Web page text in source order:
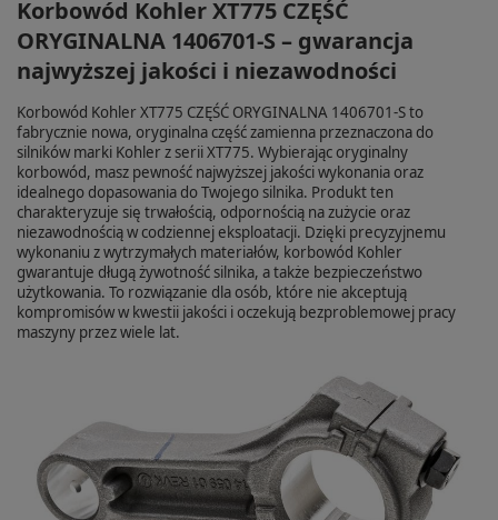
Korbowód Kohler XT775 CZĘŚĆ
ORYGINALNA 1406701-S – gwarancja
najwyższej jakości i niezawodności
Korbowód Kohler XT775 CZĘŚĆ ORYGINALNA 1406701-S to
fabrycznie nowa, oryginalna część zamienna przeznaczona do
silników marki Kohler z serii XT775. Wybierając oryginalny
korbowód, masz pewność najwyższej jakości wykonania oraz
idealnego dopasowania do Twojego silnika. Produkt ten
charakteryzuje się trwałością, odpornością na zużycie oraz
niezawodnością w codziennej eksploatacji. Dzięki precyzyjnemu
wykonaniu z wytrzymałych materiałów, korbowód Kohler
gwarantuje długą żywotność silnika, a także bezpieczeństwo
użytkowania. To rozwiązanie dla osób, które nie akceptują
kompromisów w kwestii jakości i oczekują bezproblemowej pracy
maszyny przez wiele lat.